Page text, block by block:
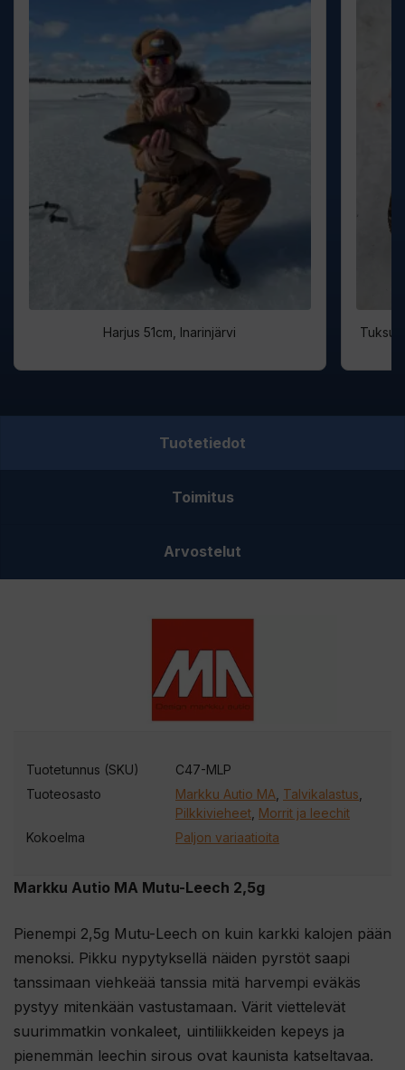
Harjus 51cm, Inarinjärvi Tuksu
Tuotetiedot
Toimitus
Arvostelut
Markku Autio MA Mutu-Leech 2,5g
Pienempi 2,5g Mutu-Leech on kuin karkki kalojen pään
menoksi. Pikku nypytyksellä näiden pyrstöt saapi
tanssimaan viehkeää tanssia mitä harvempi eväkäs
pystyy mitenkään vastustamaan. Värit viettelevät
suurimmatkin vonkaleet, uintiliikkeiden kepeys ja
pienemmän leechin sirous ovat kaunista katseltavaa.
Tuotetunnus (SKU)
C47-MLP
Tuoteosasto
Markku Autio MA Talvikalastus
Pilkkivieheet Morrit ja leechit
Kokoelma
Paljon variaatioita